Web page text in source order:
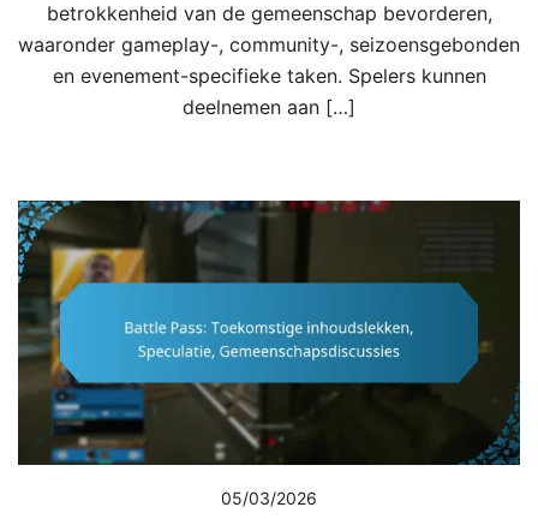
betrokkenheid van de gemeenschap bevorderen,
waaronder gameplay-, community-, seizoensgebonden
en evenement-specifieke taken. Spelers kunnen
deelnemen aan […]
05/03/2026